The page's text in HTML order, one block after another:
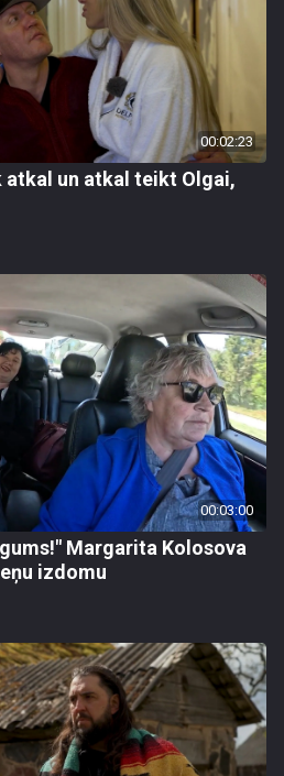
00:02:23
atkal un atkal teikt Olgai,
00:03:00
Margarita Kolosova
izdomu